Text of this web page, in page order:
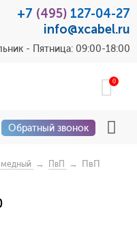
+7 (495) 127-04-27
info@xcabel.ru
- Пятница: 09:00-18:00
0
Обратный звонок
медный → ПвП
→ ПвП